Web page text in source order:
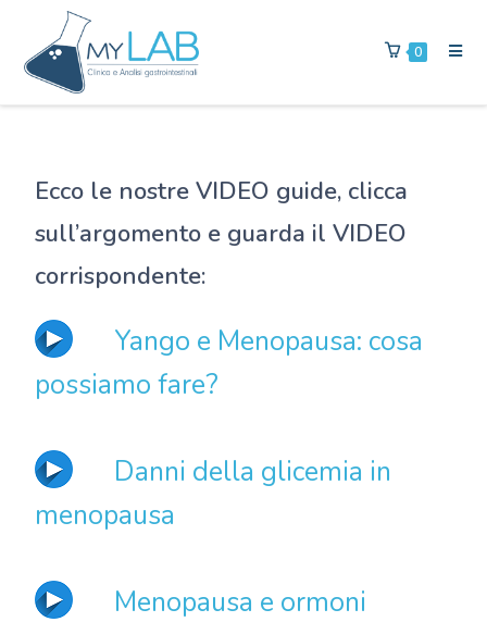
0
Ecco le nostre VIDEO guide, clicca
sull’argomento e guarda il VIDEO
corrispondente:
Yango e Menopausa: cosa
possiamo fare?
Danni della glicemia in
menopausa
Menopausa e ormoni